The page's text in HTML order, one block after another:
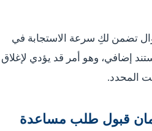
تضمن لكِ سرعة الاستجابة في
إضافي، وهو أمر قد يؤدي لإغلاق
المحدد.
قبول طلب مساعدة